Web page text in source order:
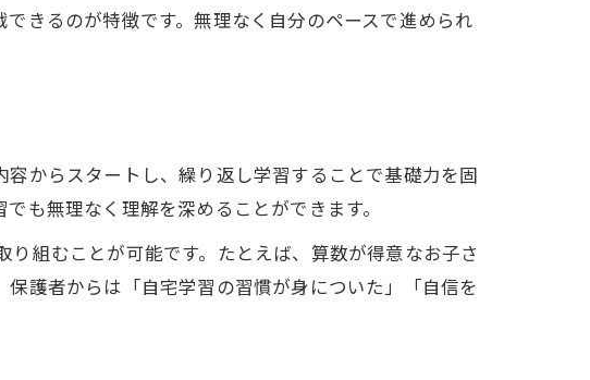
きるのが特徴です。無理なく自分のペースで進められ
からスタートし、繰り返し学習することで基礎力を固
も無理なく理解を深めることができます。
組むことが可能です。たとえば、算数が得意なお子さ
護者からは「自宅学習の習慣が身についた」「自信を